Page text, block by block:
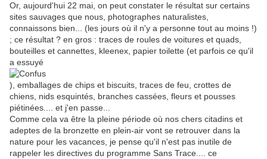
Or, aujourd'hui 22 mai, on peut constater le résultat sur certains
sites sauvages que nous, photographes naturalistes,
connaissons bien... (les jours où il n'y a personne tout au moins !)
; ce résultat ? en gros : traces de roules de voitures et quads,
bouteilles et cannettes, kleenex, papier toilette (et parfois ce qu'il
a essuyé
), emballages de chips et biscuits, traces de feu, crottes de
chiens, nids esquintés, branches cassées, fleurs et pousses
piétinées.... et j'en passe...
Comme cela va être la pleine période où nos chers citadins et
adeptes de la bronzette en plein-air vont se retrouver dans la
nature pour les vacances, je pense qu'il n'est pas inutile de
rappeler les directives du programme Sans Trace.... ce